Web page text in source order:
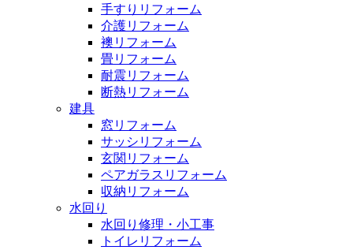
手すりリフォーム
介護リフォーム
襖リフォーム
畳リフォーム
耐震リフォーム
断熱リフォーム
建具
窓リフォーム
サッシリフォーム
玄関リフォーム
ペアガラスリフォーム
収納リフォーム
水回り
水回り修理・小工事
トイレリフォーム